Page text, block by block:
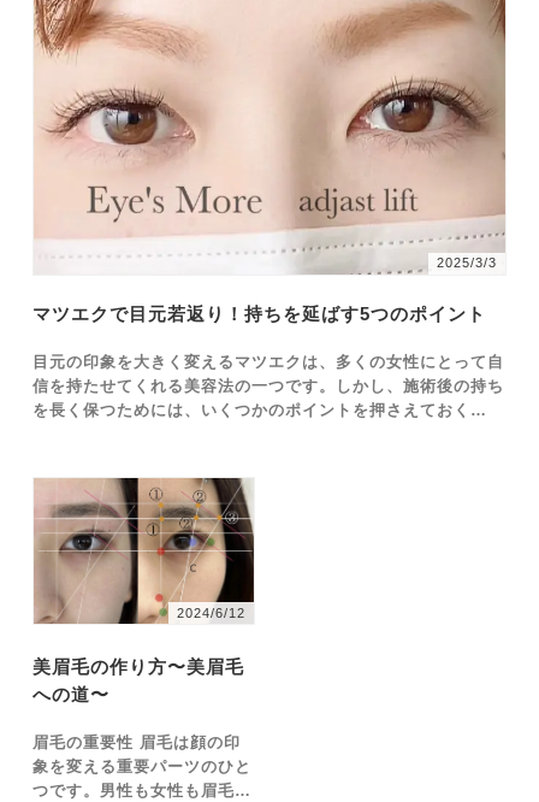
2025/3/3
マツエクで目元若返り！持ちを延ばす5つのポイント
目元の印象を大きく変えるマツエクは、多くの女性にとって自
信を持たせてくれる美容法の一つです。しかし、施術後の持ち
を長く保つためには、いくつかのポイントを押さえておく必要
ご紹介します。 特に、マツエクの持ちを延ばすための具体的
な方法や日常生活での注意点、そしてメンテナンスの重要性に
ついては、普段のケアに役立つ情報が満載です。また、年齢に
適したデザイン選びや信頼できるサロンの選定方法も解説して
いますので、初心者の方でも安心してマツエクを楽しむことが
できます。ぜひ、この記事を通じて自分自身でもマツエクにつ
いての理解を深め、サロン選びから、セルフメンテナンスで持
礎知識 マツエク、すなわちまつ毛エクステンションは、美容
業界において非常に人気のある施術の一つです。目元を華やか
象的な目元を作り出すことができます。また、マツエクはナチ
ュラルなスタイルから、ドラマティックなス…
2024/6/12
美眉毛の作り方〜美眉毛
への道〜
眉毛の重要性 眉毛は顔の印
象を変える重要パーツのひと
つです。男性も女性も眉毛の